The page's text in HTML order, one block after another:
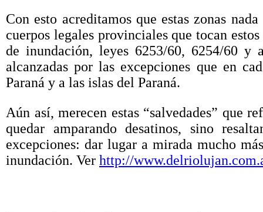
Con esto acreditamos que estas zonas
cuerpos legales provinciales que tocan
de inundación, leyes 6253/60, 6254/60
alcanzadas por las excepciones que en
Paraná y a las islas del Paraná.
Aún así, merecen estas “salvedades” que
quedar amparando desatinos, sino
excepciones: dar lugar a mirada mucho
inundación. Ver http://